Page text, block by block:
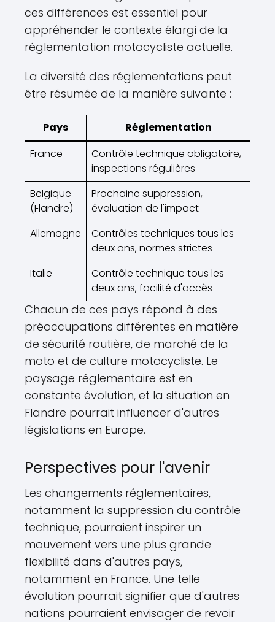
ces différences est essentiel pour
appréhender le contexte élargi de la
réglementation motocycliste actuelle.
La diversité des réglementations peut
être résumée de la manière suivante :
Pays
Réglementation
France
Contrôle technique obligatoire,
inspections régulières
Belgique
(Flandre)
Prochaine suppression,
évaluation de l'impact
Allemagne
Contrôles techniques tous les
deux ans, normes strictes
Italie
Contrôle technique tous les
deux ans, facilité d'accès
Chacun de ces pays répond à des
préoccupations différentes en matière
de sécurité routière, de marché de la
moto et de culture motocycliste. Le
paysage réglementaire est en
constante évolution, et la situation en
Flandre pourrait influencer d'autres
législations en Europe.
Perspectives pour l'avenir
Les changements réglementaires,
notamment la suppression du contrôle
technique, pourraient inspirer un
mouvement vers une plus grande
flexibilité dans d'autres pays,
notamment en France. Une telle
évolution pourrait signifier que d'autres
nations pourraient envisager de revoir